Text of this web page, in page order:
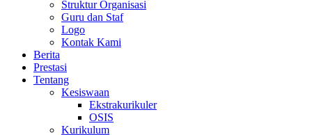
Struktur Organisasi
Guru dan Staf
Logo
Kontak Kami
Berita
Prestasi
Tentang
Kesiswaan
Ekstrakurikuler
OSIS
Kurikulum